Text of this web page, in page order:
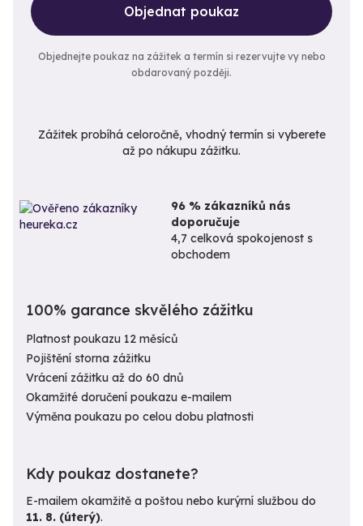
Objednat poukaz
Objednejte poukaz na zážitek a termín si rezervujte vy nebo
obdarovaný později.
Zážitek probíhá celoročně, vhodný termín si vyberete
až po nákupu zážitku.
96 % zákazníků nás
doporučuje
4,7 celková spokojenost s
obchodem
100% garance skvělého zážitku
Platnost poukazu 12 měsíců
Pojištění storna zážitku
Vrácení zážitku až do 60 dnů
Okamžité doručení poukazu e-mailem
Výměna poukazu po celou dobu platnosti
Kdy poukaz dostanete?
E-mailem okamžitě a poštou nebo kurýrní službou do
11. 8. (úterý).